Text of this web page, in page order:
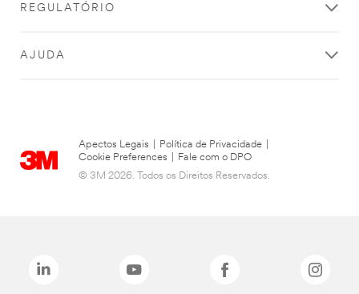
REGULATÓRIO
AJUDA
Apectos Legais Política de Privacidade
Cookie Preferences
Fale com o DPO
© 3M 2026. Todos os Direitos Reservados.